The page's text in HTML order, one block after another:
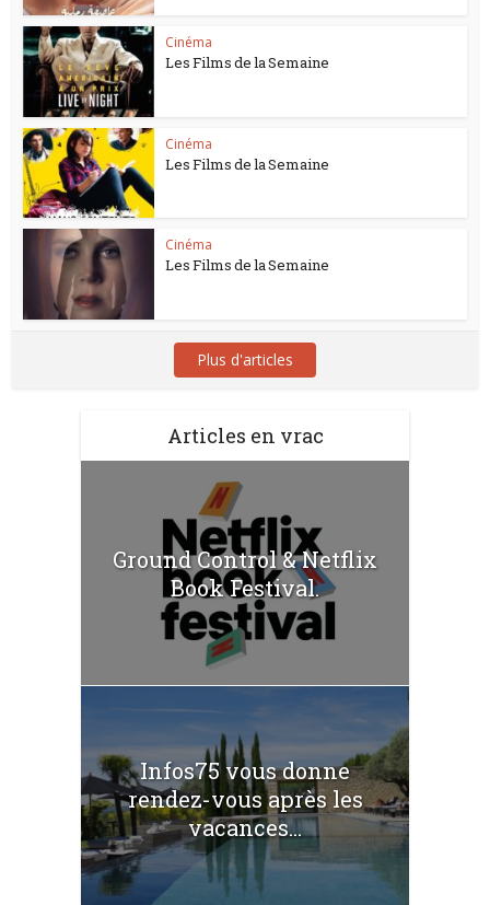
Cinéma
Les Films de la Semaine
Cinéma
Les Films de la Semaine
Cinéma
Les Films de la Semaine
Plus d'articles
Articles en vrac
Ground Control & Netflix
Book Festival.
Infos75 vous donne
rendez-vous après les
vacances...